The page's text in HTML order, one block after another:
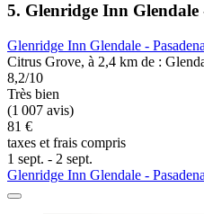
5. Glenridge Inn Glendale
Glenridge Inn Glendale - Pasadena
Citrus Grove, à 2,4 km de :
8,2/10
Très bien
(1 007 avis)
81 €
taxes et frais compris
1 sept. - 2 sept.
Glenridge Inn Glendale - Pasadena